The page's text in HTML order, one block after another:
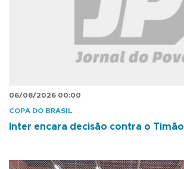
06/08/2026 00:00
COPA DO BRASIL
Inter encara decisão contra o Timão